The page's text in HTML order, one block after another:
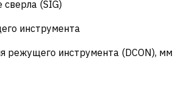
(SIG)
инструмента
режущего инструмента (DCON), мм